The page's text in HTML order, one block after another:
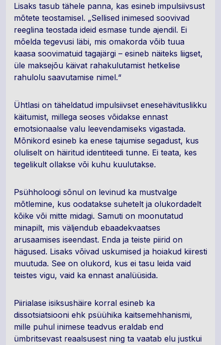
Lisaks tasub tähele panna, kas esineb impulsiivsust
mõtete teostamisel. „Sellised inimesed soovivad
reeglina teostada ideid esmase tunde ajendil. Ei
mõelda tegevusi läbi, mis omakorda võib tuua
kaasa soovimatuid tagajärgi – esineb näiteks liigset,
üle maksejõu käivat rahakulutamist hetkelise
rahulolu saavutamise nimel.“
Ühtlasi on täheldatud impulsiivset enesehävituslikku
käitumist, millega seoses võidakse ennast
emotsionaalse valu leevendamiseks vigastada.
Mõnikord esineb ka enese tajumise segadust, kus
oluliselt on häiritud identiteedi tunne. Ei teata, kes
tegelikult ollakse või kuhu kuulutakse.
Psühholoogi sõnul on levinud ka mustvalge
mõtlemine, kus oodatakse suhetelt ja olukordadelt
kõike või mitte midagi. Samuti on moonutatud
minapilt, mis väljendub ebaadekvaatses
arusaamises iseendast. Enda ja teiste piirid on
hägused. Lisaks võivad uskumised ja hoiakud kiiresti
muutuda. See on olukord, kus ei tasu leida vaid
teistes vigu, vaid ka ennast analüüsida.
Piirialase isiksushäire korral esineb ka
dissotsiatsiooni ehk psüühika kaitsemehhanismi,
mille puhul inimese teadvus eraldab end
ümbritsevast reaalsusest ning ta vaatab elu justkui